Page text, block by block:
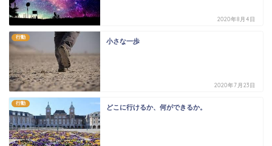
2020年8月4日
行動
小さな一歩
2020年7月23日
行動
どこに行けるか、何ができるか。